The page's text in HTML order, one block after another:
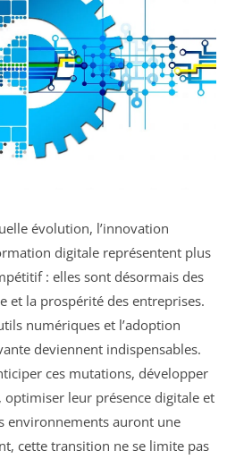
évolution, l’innovation
digitale représentent plus
: elles sont désormais des
et la prospérité des entreprises.
numériques et l’adoption
deviennent indispensables.
ces mutations, développer
optimiser leur présence digitale et
environnements auront une
cette transition ne se limite pas